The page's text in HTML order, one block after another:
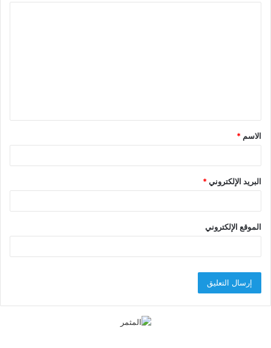
ق
*
الاسم *
البريد الإلكتروني*
الموقع الإلكتروني